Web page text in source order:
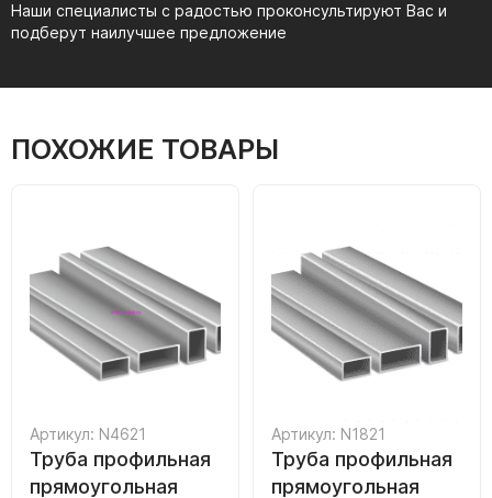
Наши специалисты с радостью проконсультируют Вас и
подберут наилучшее предложение
ПОХОЖИЕ ТОВАРЫ
Артикул: N4621
Труба профильная
прямоугольная
Артикул: N1821
Труба профильная
прямоугольная